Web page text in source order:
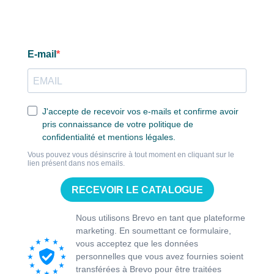
E-mail
J'accepte de recevoir vos e-mails et confirme avoir
pris connaissance de votre politique de
confidentialité et mentions légales.
Vous pouvez vous désinscrire à tout moment en cliquant sur le
lien présent dans nos emails.
RECEVOIR LE CATALOGUE
Nous utilisons Brevo en tant que plateforme
marketing. En soumettant ce formulaire,
vous acceptez que les données
personnelles que vous avez fournies soient
transférées à Brevo pour être traitées